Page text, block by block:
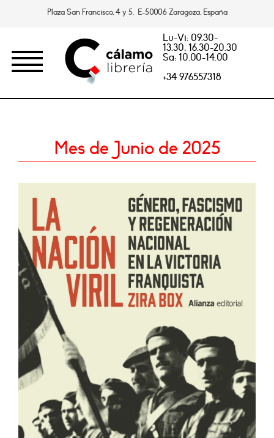
Plaza San Francisco, 4 y 5. E-50006 Zaragoza, España
Lu-Vi: 09.30-
13.30, 16.30-20.30
Sa: 10.00-14.00
+34 976557318
Mes de Junio de 2025